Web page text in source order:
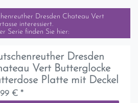
Dresden Chateau Vert
interessiert.
Serie finden Sie hier:
Dresden
Vert Butterglocke
Platte mit Deckel
€ *